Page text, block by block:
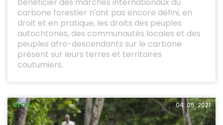
bénéficier des marchés internationaux du
carbone forestier n'ont pas encore défini, en
droit et en pratique, les droits des peuples
autochtones, des communautés locales et des
peuples afro-descendants sur le carbone
présent sur leurs terres et territoires
coutumiers.
04 .05. 2021
BLOG